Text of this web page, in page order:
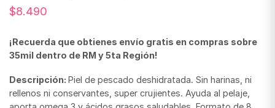
$8.490
¡Recuerda que obtienes envío gratis en compras sobre
35mil dentro de RM y 5ta Región!
Descripción: Piel de pescado deshidratada. Sin harinas, ni
rellenos ni conservantes, super crujientes. Ayuda al pelaje,